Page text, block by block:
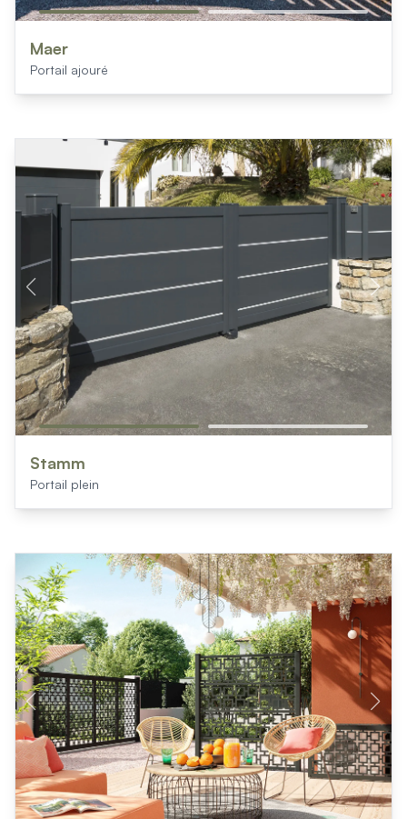
Maer
Portail ajouré
Stamm
Portail plein